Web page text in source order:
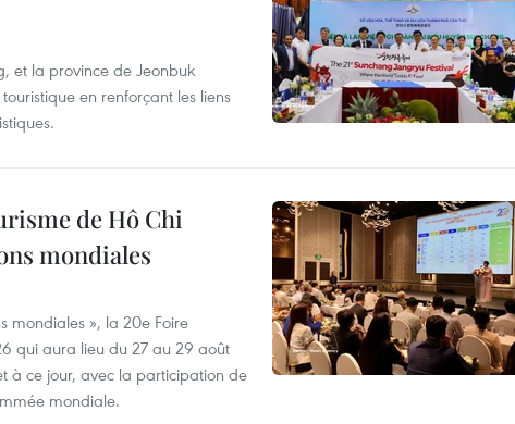
et la province de Jeonbuk
en renforçant les liens
de Hô Chi
mondiales
mondiales », la 20e Foire
qui aura lieu du 27 au 29 août
à ce jour, avec la participation de
mondiale.